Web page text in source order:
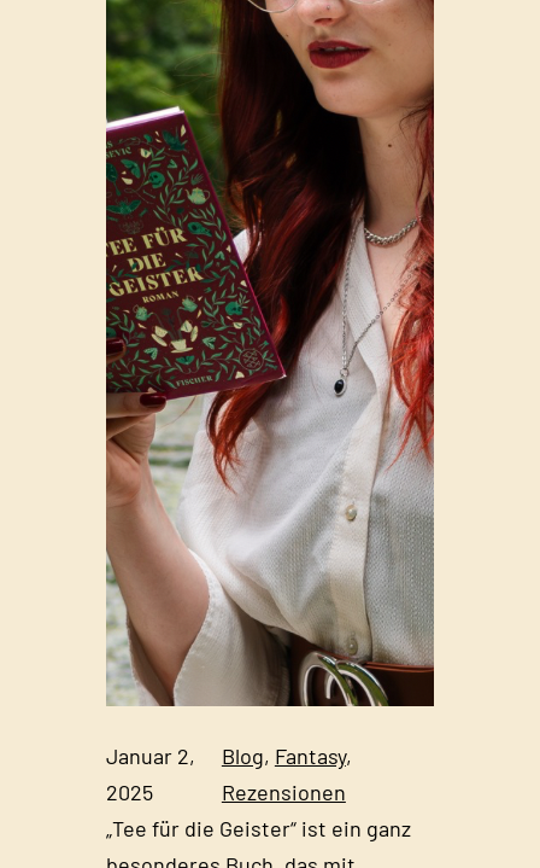
Januar 2,
2025
Blog, Fantasy
Rezensionen
„Tee für die Geister“ ist ein ganz